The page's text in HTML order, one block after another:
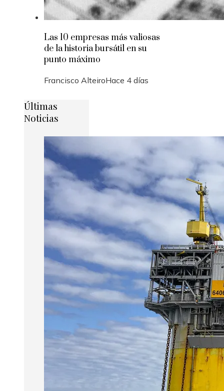
Las 10 empresas más valiosas
de la historia bursátil en su
punto máximo
Francisco AlteiroHace 4 días
Últimas
Noticias